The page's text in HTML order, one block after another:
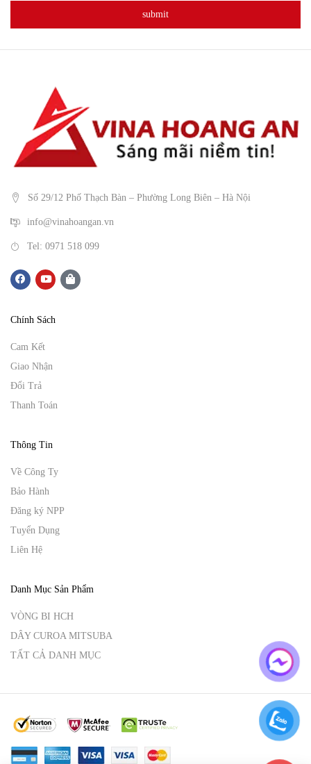
Số 29/12 Phố Thạch Bàn – Phường Long Biên – Hà Nội
info@vinahoangan.vn
Tel: 0971 518 099
Chính Sách
Cam Kết
Giao Nhận
Đổi Trả
Thanh Toán
Thông Tin
Về Công Ty
Bảo Hành
Đăng ký NPP
Tuyển Dụng
Liên Hệ
Danh Mục Sản Phẩm
VÒNG BI HCH
DÂY CUROA MITSUBA
TẤT CẢ DANH MỤC